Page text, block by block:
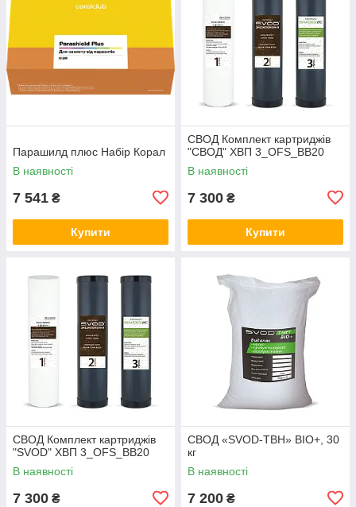
Парашилд плюс Набір Корал
В наявності
7 541 ₴
Купити
СВОД Комплект картриджів
"СВОД" ХВП 3_OFS_BB20
В наявності
7 300 ₴
Купити
СВОД Комплект картриджів
"SVOD" ХВП 3_OFS_BB20
В наявності
7 300 ₴
СВОД «SVOD-ТВН» BIO+, 30
кг
В наявності
7 200 ₴